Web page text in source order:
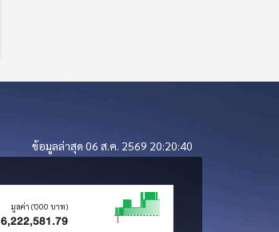
ข้อมูลล่าสุด 06 ส.ค. 2569 20:20:40
มูลค่า ('000 บาท)
6,222,581.79